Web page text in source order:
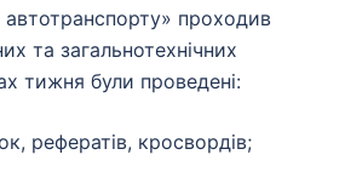
автотранспорту» проходив
та загальнотехнічних
тижня були проведені:
рефератів, кросвордів;